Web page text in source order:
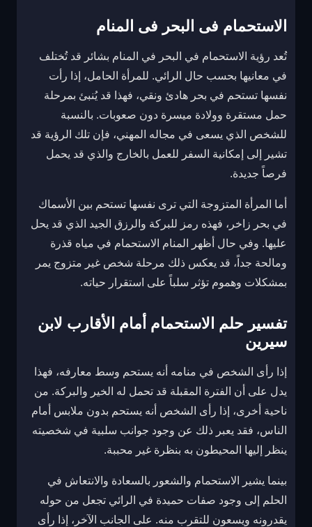
الاستحمام فى البحر فى المنام
تُعد رؤية الاستحمام في البحر في المنام بشائر قد تُختلف
في معانيها بحسب حال الرائي. للمرأة الحامل، إذا رأت
نفسها تستحم في بحر هادئ ونقي، فهذا قد يُنبئ بمرحلة
حمل مستقرة وولادة ميسرة دون صعوبات. بالنسبة
للشخص الذي يسعى في مجاله المهني، فإن تلك الرؤية قد
تشير إلى إمكانية السفر للعمل بالخارج والذي قد يحمل
فرصاً جديدة.
أما المرأة المتزوجة التي ترى نفسها تستحم بين الأسماك
في بحر زاخر، فهذه رمز للبركة والرزق الجيد الذي قد يحل
عليها. وفي حال أظهر المنام الاستحمام في مياه قذرة
ومالحة جداً، قد يعكس ذلك مرحلة شخص غير متزوج يمر
بمشكلات وهموم تؤثر سلباً على استقرار حياته.
تفسير حلم الاستحمام أمام الأقارب لابن
سيرين
إذا رأى الشخص في منامه أنه يستحم وسط معارفه، فهذا
يدل على أن الفترة المقبلة قد تحمل له الخير والبركة. من
ناحية أخرى، إذا رأى الشخص أنه يستحم بدون ملابس أمام
الناس، فقد يعبر ذلك عن وجود جوانب سلبية في شخصيته
ينظر إليها المحيطون به بنظرة غير محببة.
بينما يشير الاستحمام والشعور بالسعادة والانتعاش في
الحلم إلى وجود صفات حميدة في الرائي تجعل من حوله
يقدرونه ويسعون للتقرب منه. على الجانب الآخر، إذا رأى